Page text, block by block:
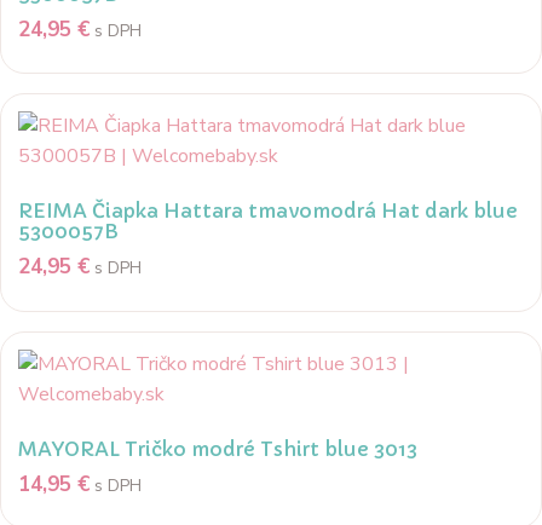
24,95 € s DPH
REIMA Čiapka Hattara tmavomodrá Hat dark blue
5300057B
24,95 € s DPH
MAYORAL Tričko modré Tshirt blue 3013
14,95 € s DPH